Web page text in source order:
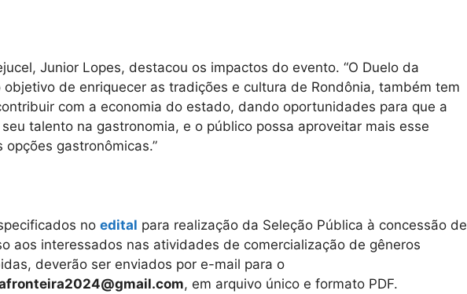
Junior Lopes, destacou os impactos do evento. “O Duelo da
objetivo de enriquecer as tradições e cultura de Rondônia, também tem
com a economia do estado, dando oportunidades para que a
talento na gastronomia, e o público possa aproveitar mais esse
gastronômicas.”
no edital para realização da Seleção Pública à concessão de
aos interessados nas atividades de comercialização de gêneros
deverão ser enviados por e-mail para o
, em arquivo único e formato PDF.